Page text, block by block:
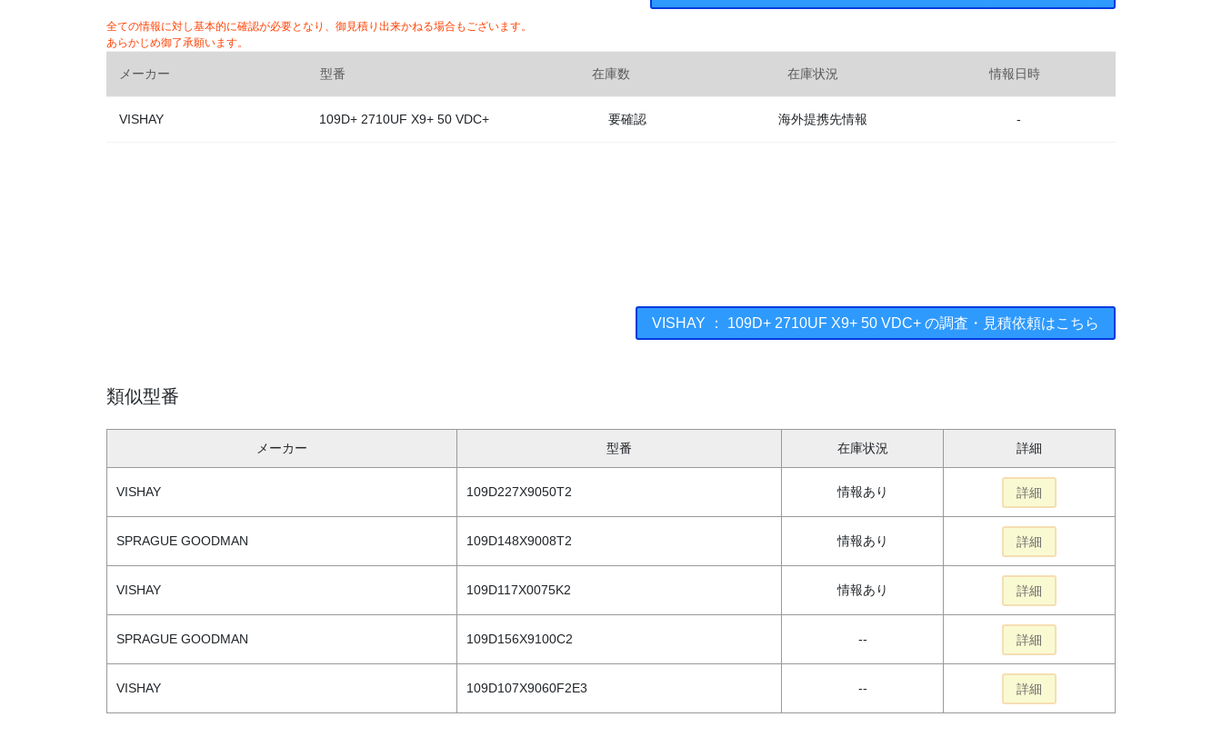
全ての情報に対し基本的に確認が必要となり、御見積り出来かねる場合もございます。
あらかじめ御了承願います。
メーカー 型番 在庫数 在庫状況 情報日時
VISHAY 109D+ 2710UF X9+ 50 VDC+ 要確認 海外提携先情報 -
VISHAY ： 109D+ 2710UF X9+ 50 VDC+ の調査・見積依頼はこちら
類似型番
メーカー 型番 在庫状況 詳細
VISHAY 109D227X9050T2 情報あり 詳細
SPRAGUE GOODMAN 109D148X9008T2 情報あり 詳細
VISHAY 109D117X0075K2 情報あり 詳細
SPRAGUE GOODMAN 109D156X9100C2 -- 詳細
VISHAY 109D107X9060F2E3 -- 詳細